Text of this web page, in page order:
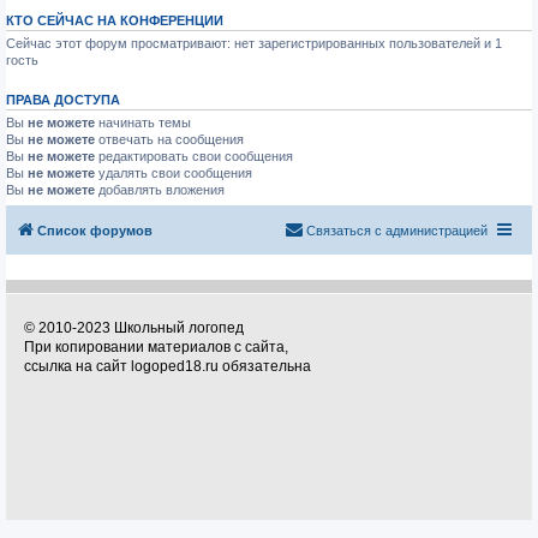
КТО СЕЙЧАС НА КОНФЕРЕНЦИИ
Сейчас этот форум просматривают: нет зарегистрированных пользователей и 1
гость
ПРАВА ДОСТУПА
Вы не можете начинать темы
Вы не можете отвечать на сообщения
Вы не можете редактировать свои сообщения
Вы не можете удалять свои сообщения
Вы не можете добавлять вложения
Список форумов Связаться с администрацией
© 2010-2023 Школьный логопед
При копировании материалов с сайта,
ссылка на сайт logoped18.ru обязательна